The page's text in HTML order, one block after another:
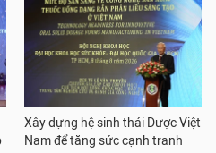
Xây dựng hệ sinh thái Dược Việt
Nam để tăng sức cạnh tranh